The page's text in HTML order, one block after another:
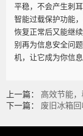
平稳，不会产生刺
智能过载保护功能
恢复正常后又能继
别再为信息安全问
机，让它成为你信
上一篇： 高效节能
下一篇： 废旧冰箱